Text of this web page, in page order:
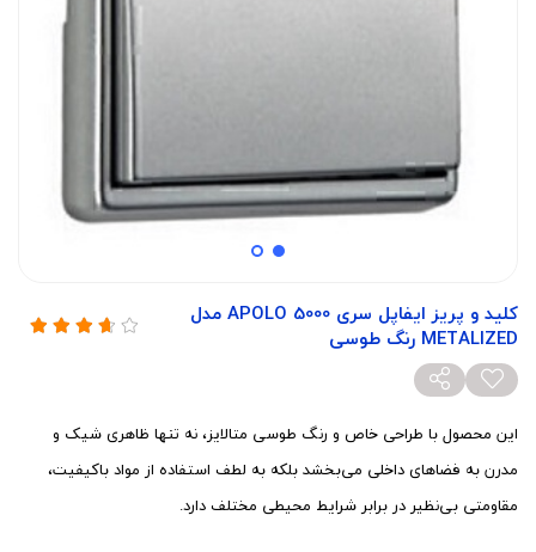
کلید و پریز ایفاپل سری APOLO 5000 مدل
METALIZED رنگ طوسی
این محصول با طراحی خاص و رنگ طوسی متالایز، نه تنها ظاهری شیک و
مدرن به فضاهای داخلی می‌بخشد بلکه به لطف استفاده از مواد باکیفیت،
مقاومتی بی‌نظیر در برابر شرایط محیطی مختلف دارد.